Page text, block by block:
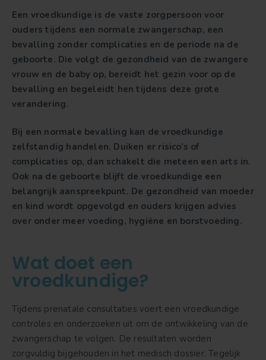
Een vroedkundige is de vaste zorgpersoon voor
ouders tijdens een normale zwangerschap, een
bevalling zonder complicaties en de periode na de
geboorte. Die volgt de gezondheid van de zwangere
vrouw en de baby op, bereidt het gezin voor op de
bevalling en begeleidt hen tijdens deze grote
verandering.
Bij een normale bevalling kan de vroedkundige
zelfstandig handelen. Duiken er risico’s of
complicaties op, dan schakelt die meteen een arts in.
Ook na de geboorte blijft de vroedkundige een
belangrijk aanspreekpunt. De gezondheid van moeder
en kind wordt opgevolgd en ouders krijgen advies
over onder meer voeding, hygiëne en borstvoeding.
Wat doet een
vroedkundige?
Tijdens prenatale consultaties voert een vroedkundige
controles en onderzoeken uit om de ontwikkeling van de
zwangerschap te volgen. De resultaten worden
zorgvuldig bijgehouden in het medisch dossier. Tegelijk